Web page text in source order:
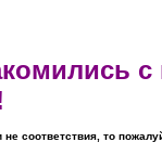
соответствия, то